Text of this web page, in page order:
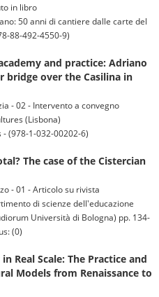
in libro
50 anni di cantiere dalle carte del
88-492-4550-9)
and practice: Adriano
bridge over the Casilina in
- 02 - Intervento a convegno
(Lisbona)
(978-1-032-00202-6)
The case of the Cistercian
- 01 - Articolo su rivista
di scienze dell'educazione
Università di Bologna) pp. 134-
(0)
Real Scale: The Practice and
Models from Renaissance to